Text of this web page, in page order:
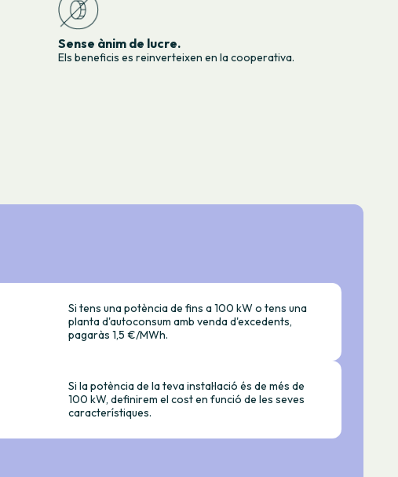
Sense ànim de lucre.
Els beneficis es reinverteixen en la cooperativa.
Si tens una potència de fins a 100 kW o tens una
planta d'autoconsum amb venda d'excedents,
pagaràs 1,5 €/MWh.
Si la potència de la teva instal·lació és de més de
100 kW, definirem el cost en funció de les seves
característiques.